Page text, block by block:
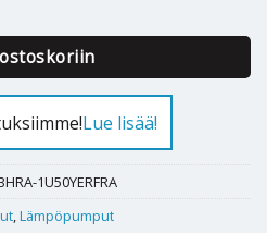
Lue lisää!
1U50YERFRA
,Lämpöpumput